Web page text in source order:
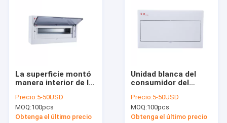
Caja de distribución de MCB
10 caja de la manera MCB
Caja la monofásico MCB
La superficie montó
manera interior de la
monofásico MCB
con la ventana
transparente
Precio:5-50USD
MOQ:100pcs
Obtenga el último precio
Unidad blanca del
consumidor del
de la cubierta 13 con
la aprobación del
CCC
Precio:5-50USD
MOQ:100pcs
Obtenga el último precio